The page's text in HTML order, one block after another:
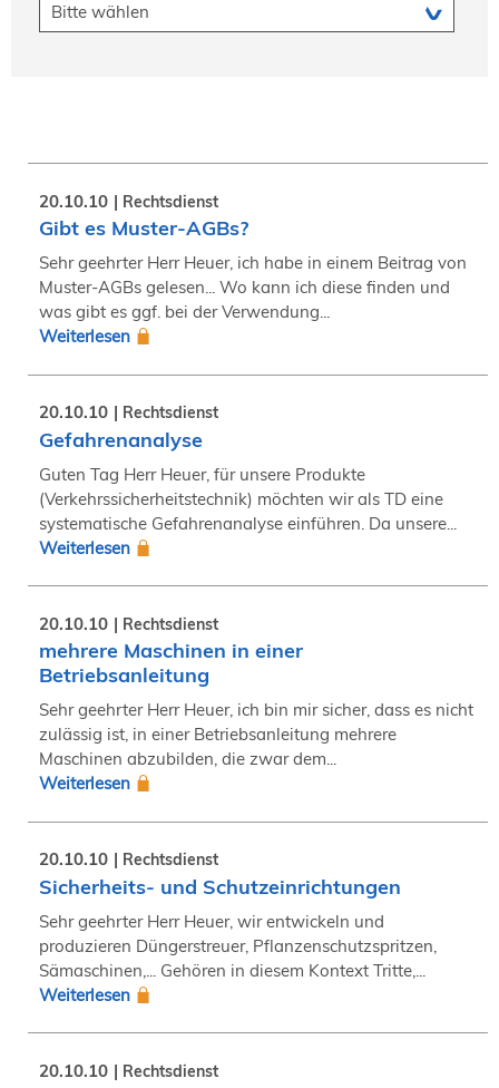
20.10.10 Rechtsdienst
Gibt es Muster-AGBs?
Sehr geehrter Herr Heuer, ich habe in einem Beitrag von
Muster-AGBs gelesen... Wo kann ich diese finden und
was gibt es ggf. bei der Verwendung...
Weiterlesen
20.10.10 Rechtsdienst
Gefahrenanalyse
Guten Tag Herr Heuer, für unsere Produkte
(Verkehrssicherheitstechnik) möchten wir als TD eine
systematische Gefahrenanalyse einführen. Da unsere...
Weiterlesen
20.10.10 Rechtsdienst
mehrere Maschinen in einer
Betriebsanleitung
Sehr geehrter Herr Heuer, ich bin mir sicher, dass es nicht
zulässig ist, in einer Betriebsanleitung mehrere
Maschinen abzubilden, die zwar dem...
Weiterlesen
20.10.10 Rechtsdienst
Sicherheits- und Schutzeinrichtungen
Sehr geehrter Herr Heuer, wir entwickeln und
produzieren Düngerstreuer, Pflanzenschutzspritzen,
Sämaschinen,... Gehören in diesem Kontext Tritte,...
Weiterlesen
20.10.10 Rechtsdienst